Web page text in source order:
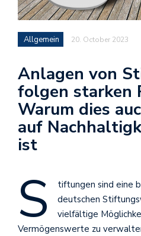
Allgemein 20. October 2023
Anlagen von
folgen starken
Warum dies
auf
ist
S
tiftungen sind eine
deutschen
vielfältige
Vermögenswerte zu